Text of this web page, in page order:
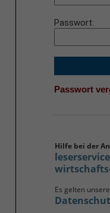
Passwort
Passwort
Hilfe bei der
Es gelten unsere